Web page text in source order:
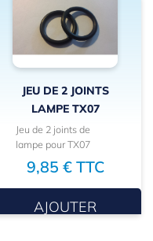
JEU DE 2 JOINTS
LAMPE TX07
Jeu de 2 joints de
lampe pour TX07
9,85 € TTC
AJOUTER